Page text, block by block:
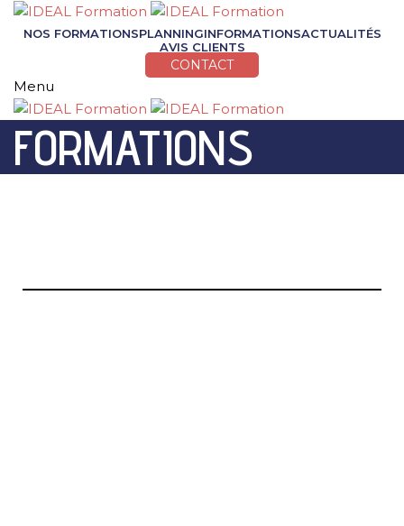
NOS FORMATIONSPLANNINGINFORMATIONSACTUALITÉS
AVIS CLIENTS
CONTACT
Menu
FORMATIONS